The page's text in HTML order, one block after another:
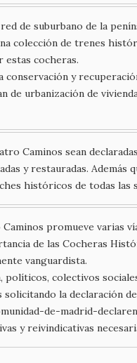
de suburbano de la
colección de trenes
estas cocheras.
conservación y
de urbanización de
Caminos sean
y restauradas.
históricos de todas las
promueve varias
de las Cocheras
vanguardista.
políticos, colectivos
la declaración
de-madrid-
y reivindicativas